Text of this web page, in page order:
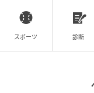
な絵柄が特徴です。
数十年前、この大
した。
スポーツ 診断